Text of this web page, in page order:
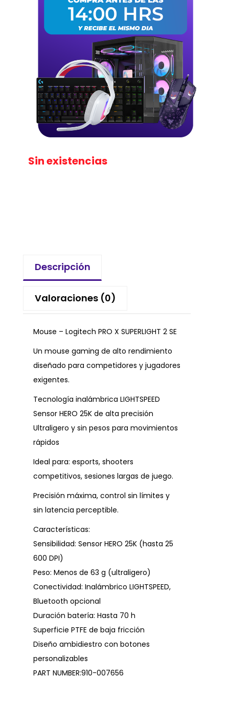
Sin existencias
Descripción
Valoraciones (0)
Mouse – Logitech PRO X SUPERLIGHT 2 SE
Un mouse gaming de alto rendimiento
diseñado para competidores y jugadores
exigentes.
Tecnología inalámbrica LIGHTSPEED
Sensor HERO 25K de alta precisión
Ultraligero y sin pesos para movimientos
rápidos
Ideal para: esports, shooters
competitivos, sesiones largas de juego.
Precisión máxima, control sin límites y
sin latencia perceptible.
Características:
Sensibilidad: Sensor HERO 25K (hasta 25
600 DPI)
Peso: Menos de 63 g (ultraligero)
Conectividad: Inalámbrico LIGHTSPEED,
Bluetooth opcional
Duración batería: Hasta 70 h
Superficie PTFE de baja fricción
Diseño ambidiestro con botones
personalizables
PART NUMBER:910-007656